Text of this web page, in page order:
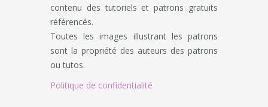
contenu des tutoriels et patrons gratuits
référencés.
Toutes les images illustrant les patrons
sont la propriété des auteurs des patrons
ou tutos.
Politique de confidentialité